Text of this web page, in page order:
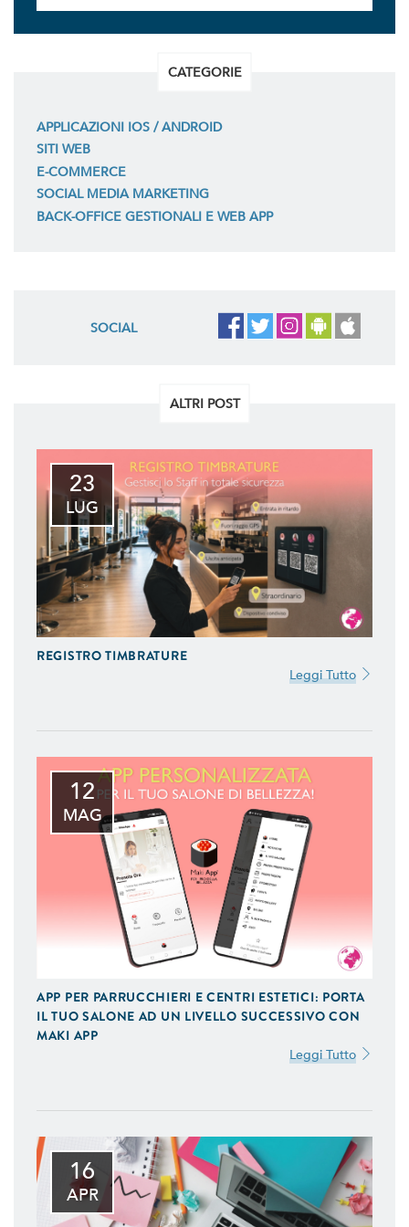
CATEGORIE
APPLICAZIONI IOS / ANDROID
SITI WEB
E-COMMERCE
SOCIAL MEDIA MARKETING
BACK-OFFICE GESTIONALI E WEB APP
SOCIAL
ALTRI POST
23
LUG
REGISTRO TIMBRATURE
Leggi Tutto
12
MAG
APP PER PARRUCCHIERI E CENTRI ESTETICI: PORTA
IL TUO SALONE AD UN LIVELLO SUCCESSIVO CON
MAKI APP
Leggi Tutto
16
APR